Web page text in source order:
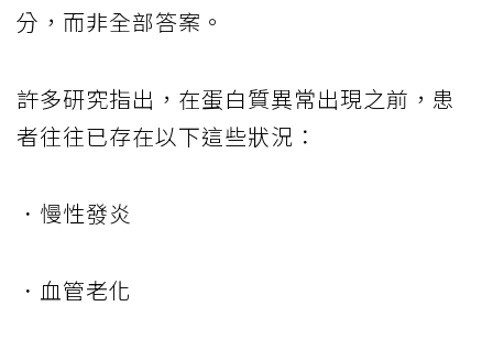
分，而非全部答案。
許多研究指出，在蛋白質異常出現之前，患
者往往已存在以下這些狀況：
．慢性發炎
．血管老化